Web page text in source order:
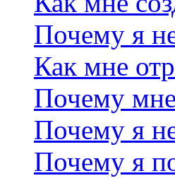
Почему я
Как мне
Почему
Почему я
Почему я